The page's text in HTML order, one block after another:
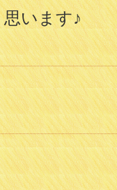
います♪